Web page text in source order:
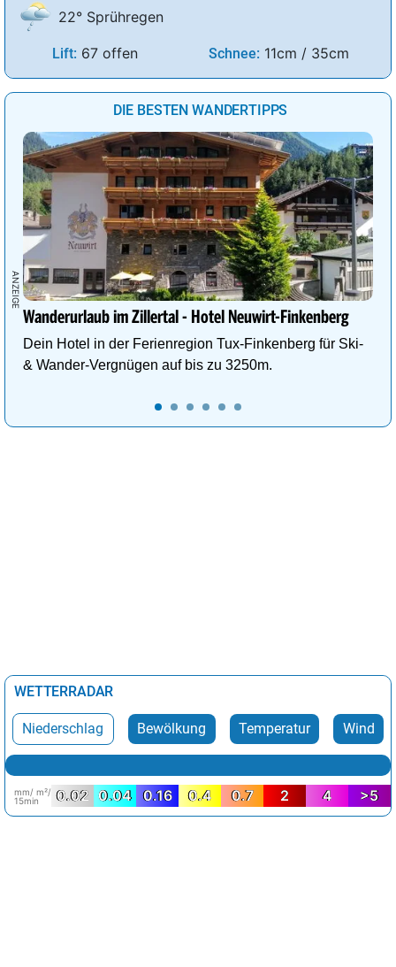
22° Sprühregen
Lift: 67 offen Schnee: 11cm / 35cm
DIE BESTEN WANDERTIPPS
Wanderurlaub im Zillertal - Hotel Neuwirt-Finkenberg
Dein Hotel in der Ferienregion Tux-Finkenberg für Ski-
& Wander-Vergnügen auf bis zu 3250m.
WETTERRADAR
Niederschlag Bewölkung Temperatur Wind
mm/ m²/
15min
0.02 0.04 0.16 0.4 0.7 2 4 >5